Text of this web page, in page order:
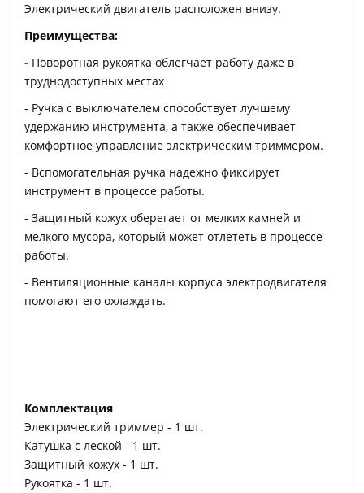
Электрический двигатель расположен внизу.
Преимущества:
- Поворотная рукоятка облегчает работу даже в
труднодоступных местах
- Ручка с выключателем способствует лучшему
удержанию инструмента, а также обеспечивает
комфортное управление электрическим триммером.
- Вспомогательная ручка надежно фиксирует
инструмент в процессе работы.
- Защитный кожух оберегает от мелких камней и
мелкого мусора, который может отлететь в процессе
работы.
- Вентиляционные каналы корпуса электродвигателя
помогают его охлаждать.
Комплектация
Электрический триммер - 1 шт.
Катушка с леской - 1 шт.
Защитный кожух - 1 шт.
Рукоятка - 1 шт.